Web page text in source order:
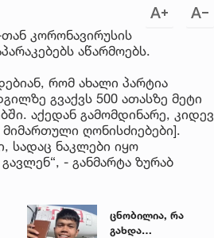
კორონავირუსის
აწარმოებს.
რომ ახალი პარტია
გვაქვს 500 ათასზე მეტი
აქედან გამომდინარე, კიდევ
ღონისძიებები].
სადაც ნაკლები იყო
- განმარტა ზურაბ
ცნობილია, რა
გახდა